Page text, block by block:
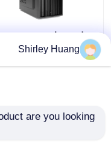
حواسيب لعب MATX
المحمولة لتحسين تجربة
اللعب الخاصة بك في
Shirley Huang
are you looking